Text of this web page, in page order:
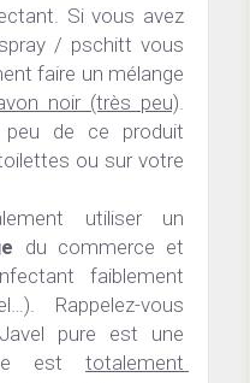
Si vous avez
/ pschitt vous
faire un mélange
noir (très peu).
de ce produit
ou sur votre
du commerce et
faiblement
Rappelez-vous
pure est une
est totalement